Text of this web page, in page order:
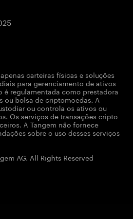
carteiras físicas e soluções
para gerenciamento de ativos
é regulamentada como prestadora
ou bolsa de criptomoedas. A
ou controla os ativos ou
Os serviços de transações cripto
A Tangem não fornece
sobre o uso desses serviços